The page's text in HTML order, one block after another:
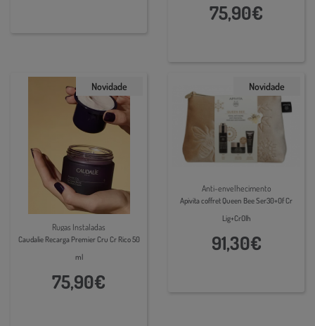
75,90€
Novidade
Rugas Instaladas
Caudalie Recarga Premier Cru Cr Rico 50
ml
75,90€
Novidade
Anti-envelhecimento
Apivita coffret Queen Bee Ser30+Of Cr
Lig+CrOlh
91,30€